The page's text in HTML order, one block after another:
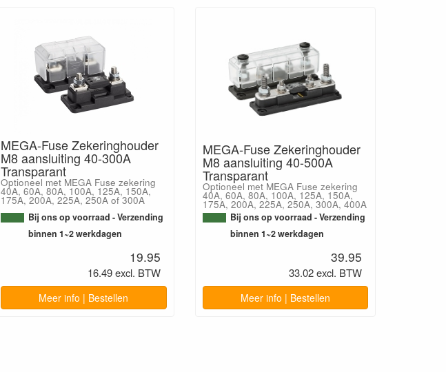
MEGA-Fuse Zekeringhouder
M8 aansluiting 40-300A
Transparant
Optioneel met MEGA Fuse zekering
40A, 60A, 80A, 100A, 125A, 150A,
175A, 200A, 225A, 250A of 300A
Bij ons op voorraad - Verzending
binnen 1~2 werkdagen
19.95
16.49 excl. BTW
Meer info | Bestellen
MEGA-Fuse Zekeringhouder
M8 aansluiting 40-500A
Transparant
Optioneel met MEGA Fuse zekering
40A, 60A, 80A, 100A, 125A, 150A,
175A, 200A, 225A, 250A, 300A, 400A
Bij ons op voorraad - Verzending
binnen 1~2 werkdagen
39.95
33.02 excl. BTW
Meer info | Bestellen